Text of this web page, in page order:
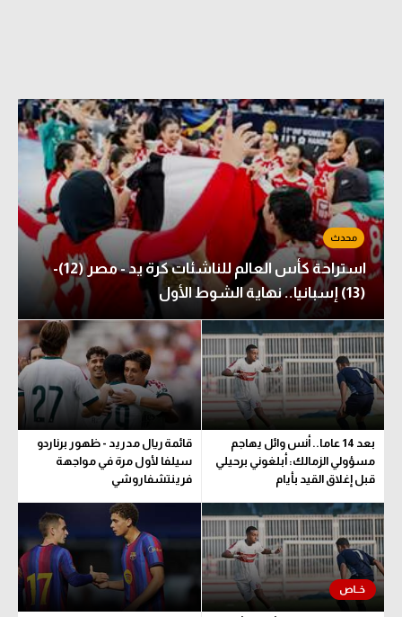
استراحة كأس العالم للناشئات كرة يد - مصر (12)-
(13) إسبانيا.. نهاية الشوط الأول
بعد 14 عاما.. أنس وائل يهاجم
مسؤولي الزمالك: أبلغوني برحيلي
قبل إغلاق القيد بأيام
قائمة ريال مدريد - ظهور برناردو
سيلفا لأول مرة في مواجهة
فرينتشفاروشي